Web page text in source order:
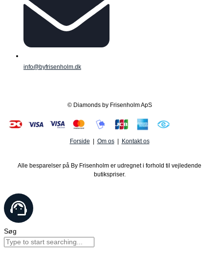
info@byfrisenholm.dk
© Diamonds by Frisenholm ApS
Forside Om os| Kontakt os
Alle besparelser på By Frisenholm er udregnet i forhold til vejledende
butikspriser.
Søg